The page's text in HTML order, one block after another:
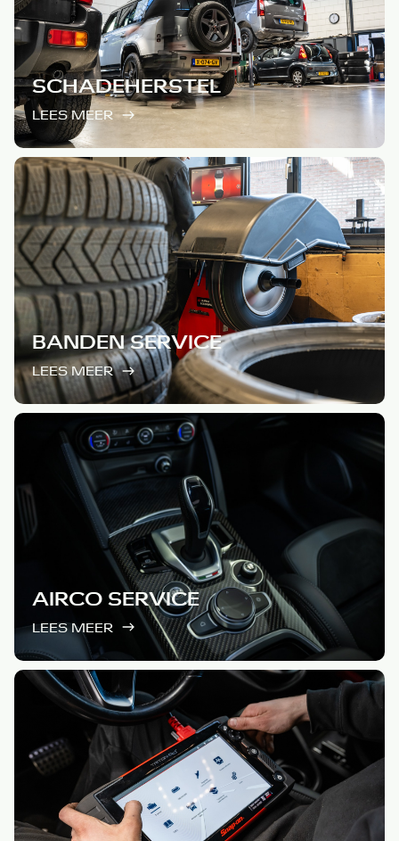
SCHADEHERSTEL
LEES MEER
BANDEN SERVICE
LEES MEER
AIRCO SERVICE
LEES MEER